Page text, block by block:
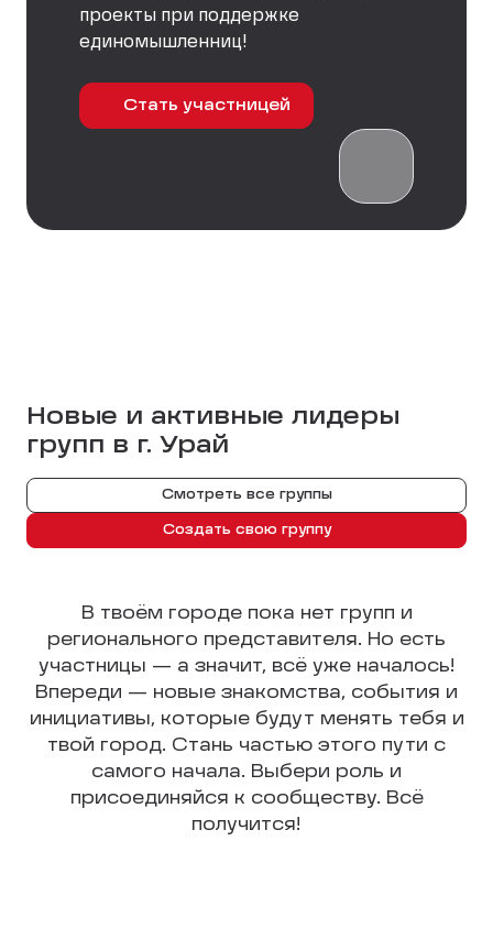
проекты при поддержке
единомышленниц!
Стать участницей
Новые и активные лидеры
групп в г. Урай
Смотреть все группы
Создать свою группу
В твоём городе пока нет групп и
регионального представителя. Но есть
участницы — а значит, всё уже началось!
Впереди — новые знакомства, события и
инициативы, которые будут менять тебя и
твой город. Стань частью этого пути с
самого начала. Выбери роль и
присоединяйся к сообществу. Всё
получится!